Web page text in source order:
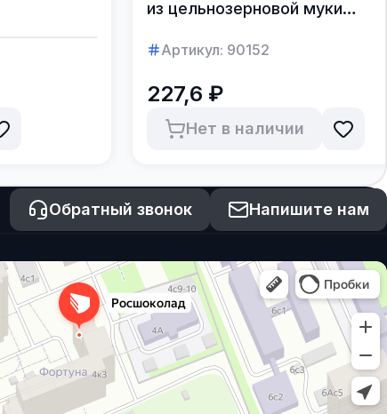
из цельнозерновой муки
и ов.хлопьями, в коробке
Артикул: 90152
227,6 ₽
Нет в наличии
Обратный звонок Напишите нам